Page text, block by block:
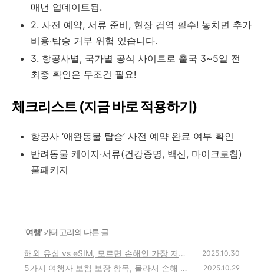
매년 업데이트됨.
2. 사전 예약, 서류 준비, 현장 검역 필수! 놓치면 추가
비용·탑승 거부 위험 있습니다.
3. 항공사별, 국가별 공식 사이트로 출국 3~5일 전
최종 확인은 무조건 필요!
체크리스트 (지금 바로 적용하기)
항공사 ‘애완동물 탑승’ 사전 예약 완료 여부 확인
반려동물 케이지·서류(건강증명, 백신, 마이크로칩)
풀패키지
'여행' 카테고리의 다른 글
해외 유심 vs eSIM, 모르면 손해인 가장 저렴
한 인터넷 꿀팁
(0)
2025.10.30
5가지 여행자 보험 보장 항목, 몰라서 손해 보
2025.10.29